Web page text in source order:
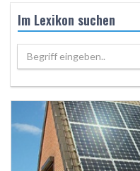
Im Lexikon suchen
Begriff eingeben..